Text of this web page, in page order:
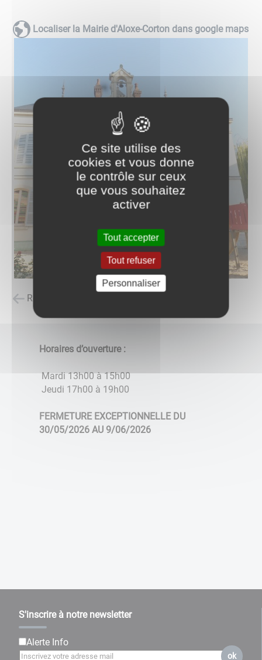
Localiser la Mairie d'Aloxe-Corton dans google maps
Retour à la liste des carnets d'adresses
Horaires d’ouverture :
Mardi 13h00 à 15h00
Jeudi 17h00 à 19h00
FERMETURE EXCEPTIONNELLE DU
30/05/2026 AU 9/06/2026
S'inscrire à notre newsletter
Alerte Info
ok
Ce site utilise des
cookies et vous donne
le contrôle sur ceux
que vous souhaitez
activer
Tout accepter
Tout refuser
Personnaliser